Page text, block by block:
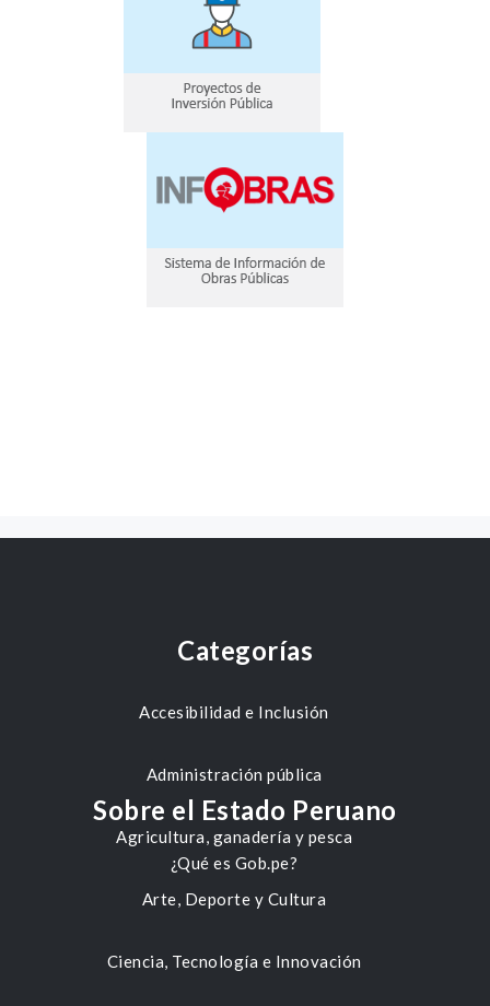
Categorías
Accesibilidad e Inclusión
Administración pública
Agricultura, ganadería y pesca
Arte, Deporte y Cultura
Ciencia, Tecnología e Innovación
Sobre el Estado Peruano
¿Qué es Gob.pe?